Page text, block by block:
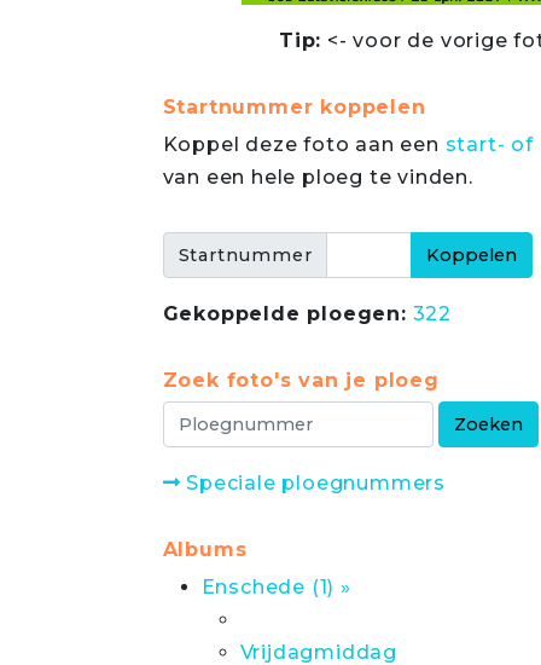
Tip: <- voor de vorige
Startnummer koppelen
Koppel deze foto aan een start- of
van een hele ploeg te vinden.
Startnummer
Gekoppelde ploegen: 322
Zoek foto's van je ploeg
Speciale ploegnummers
Albums
Enschede (1) »
Vrijdagmiddag